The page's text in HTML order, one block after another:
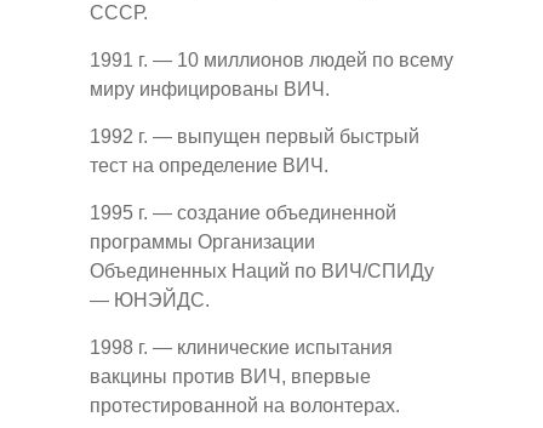
СССР.
1991 г. — 10 миллионов людей по всему
миру инфицированы ВИЧ.
1992 г. — выпущен первый быстрый
тест на определение ВИЧ.
1995 г. — создание объединенной
программы Организации
Объединенных Наций по ВИЧ/СПИДу
— ЮНЭЙДС.
1998 г. — клинические испытания
вакцины против ВИЧ, впервые
протестированной на волонтерах.